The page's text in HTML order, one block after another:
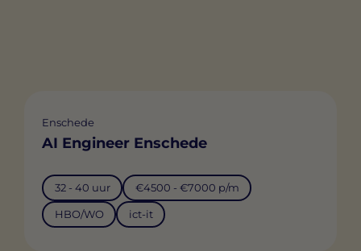
Enschede
AI Engineer Enschede
32 - 40 uur €4500 - €7000 p/m
HBO/WO ict-it